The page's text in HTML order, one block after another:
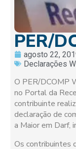
PER/
agosto 22,
Declarações
O PER/DCOMP
no Portal da
contribuinte
declaração de
a Maior em Darf,
Os contribuintes